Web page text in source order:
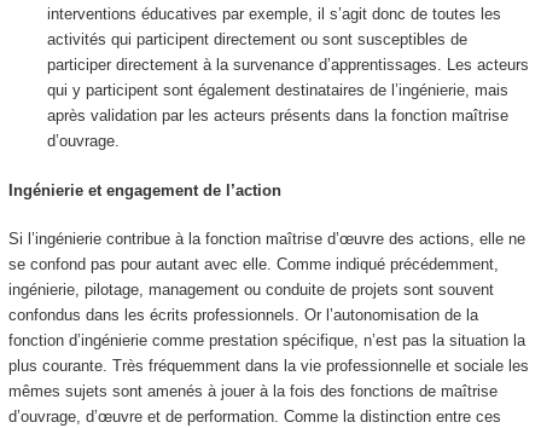
interventions éducatives par exemple, il s’agit donc de toutes les
activités qui participent directement ou sont susceptibles de
participer directement à la survenance d’apprentissages. Les acteurs
qui y participent sont également destinataires de l’ingénierie, mais
après validation par les acteurs présents dans la fonction maîtrise
d’ouvrage.
Ingénierie et engagement de l’action
Si l’ingénierie contribue à la fonction maîtrise d’œuvre des actions, elle ne
se confond pas pour autant avec elle. Comme indiqué précédemment,
ingénierie, pilotage, management ou conduite de projets sont souvent
confondus dans les écrits professionnels. Or l’autonomisation de la
fonction d’ingénierie comme prestation spécifique, n’est pas la situation la
plus courante. Très fréquemment dans la vie professionnelle et sociale les
mêmes sujets sont amenés à jouer à la fois des fonctions de maîtrise
d’ouvrage, d’œuvre et de performation. Comme la distinction entre ces